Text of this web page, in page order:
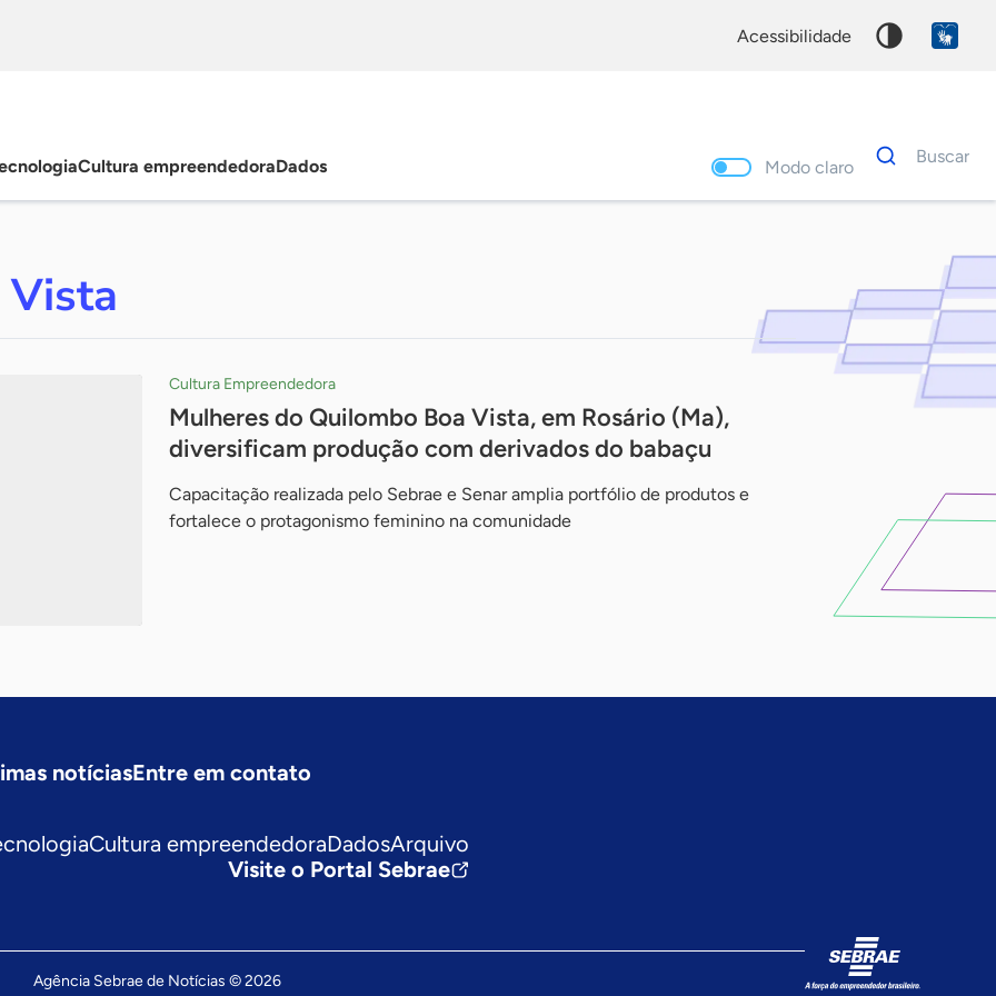
acessibilidade
Cultura empreendedoraDados Modo claro
Dados
para
Buscar
Cultura Empreendedora
Mulheres do Quilombo Boa Vista, em Rosário (Ma),
diversificam produção com derivados do babaçu
Capacitação realizada pelo Sebrae e Senar amplia portfólio de produtos e
fortalece o protagonismo feminino na comunidade
notíciasEntre em contato
Cultura empreendedoraDadosArquivo
Visite o Portal Sebrae
Agência Sebrae de Notícias © 2026